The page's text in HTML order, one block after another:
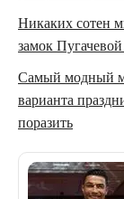
Никаких сотен
замок
Самый модный
варианта
поразить